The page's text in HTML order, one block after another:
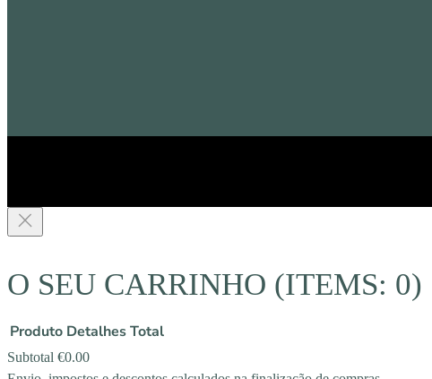
O SEU CARRINHO (ITEMS: 0)
Produto DetalhesTotal
Subtotal €0.00